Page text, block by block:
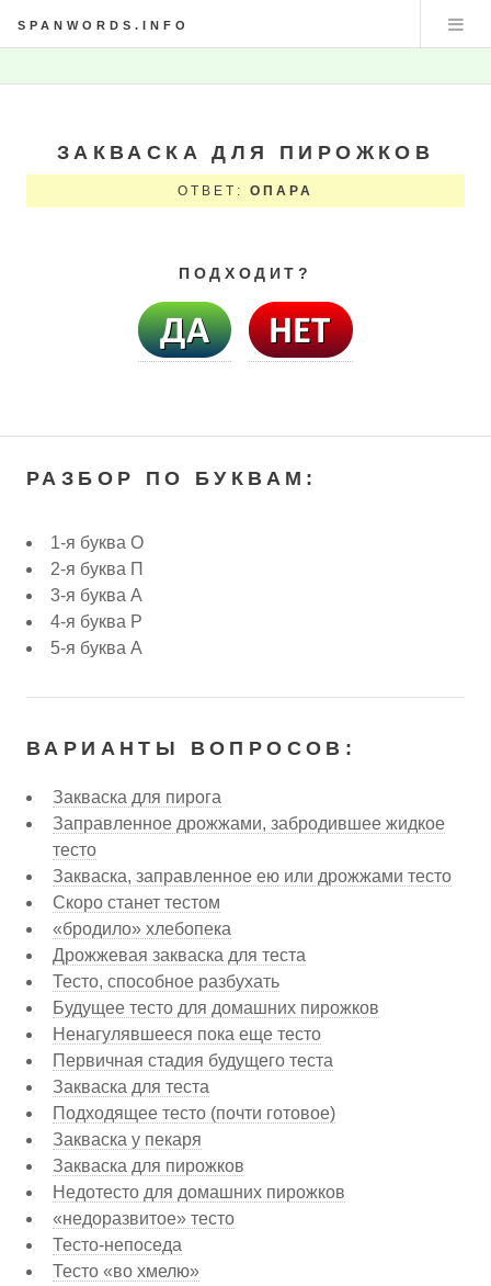
SPANWORDS.INFO
ЗАКВАСКА ДЛЯ ПИРОЖКОВ
ОТВЕТ:ОПАРА
ПОДХОДИТ?
РАЗБОР ПО БУКВАМ:
1-я буква О
2-я буква П
3-я буква А
4-я буква Р
5-я буква А
ВАРИАНТЫ ВОПРОСОВ:
Закваска для пирога
Заправленное дрожжами, забродившее жидкое
тесто
Закваска, заправленное ею или дрожжами тесто
Скоро станет тестом
«бродило» хлебопека
Дрожжевая закваска для теста
Тесто, способное разбухать
Будущее тесто для домашних пирожков
Ненагулявшееся пока еще тесто
Первичная стадия будущего теста
Закваска для теста
Подходящее тесто (почти готовое)
Закваска у пекаря
Закваска для пирожков
Недотесто для домашних пирожков
«недоразвитое» тесто
Тесто-непоседа
Тесто «во хмелю»